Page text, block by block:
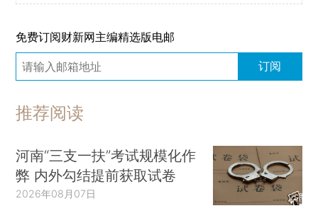
免费订阅财新网主编精选版电邮
订阅
推荐阅读
河南“三支一扶”考试规模化作
弊 内外勾结提前获取试卷
2026年08月07日